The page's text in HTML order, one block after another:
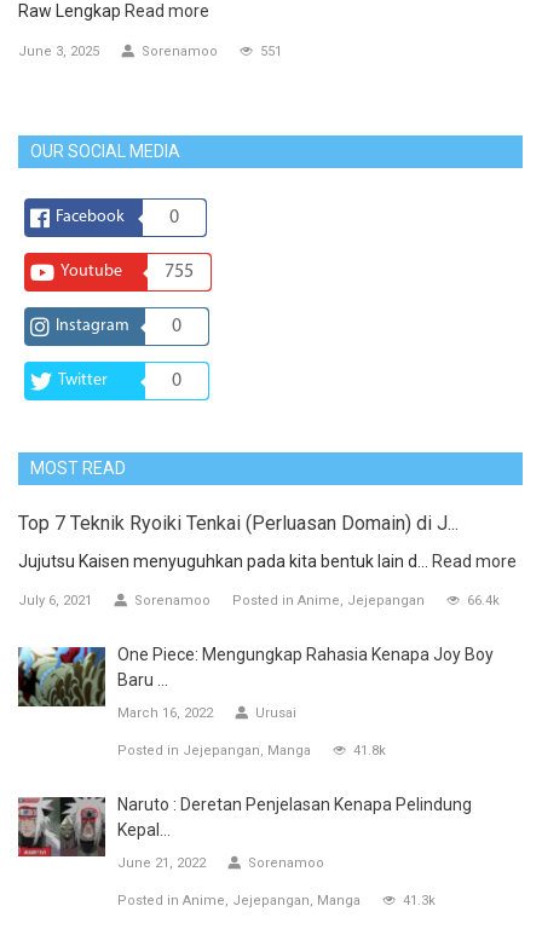
Raw Lengkap Read more
June 3, 2025 Sorenamoo 551
OUR SOCIAL MEDIA
Facebook 0
Youtube 755
Instagram 0
Twitter 0
MOST READ
Top 7 Teknik Ryoiki Tenkai (Perluasan Domain) di J...
Jujutsu Kaisen menyuguhkan pada kita bentuk lain d... Read more
July 6, 2021 Sorenamoo Posted in Anime Jejepangan 66.4k
One Piece: Mengungkap Rahasia Kenapa Joy Boy
Baru ...
March 16, 2022 Urusai
Posted in Jejepangan Manga 41.8k
Naruto : Deretan Penjelasan Kenapa Pelindung
Kepal...
June 21, 2022 Sorenamoo
Posted in Anime Jejepangan Manga 41.3k